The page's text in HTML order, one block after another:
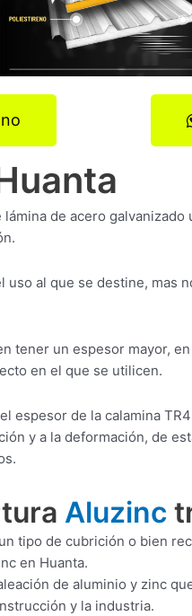
de acero
al que se destine, mas
tener un espesor mayor,
en el que se utilicen.
espesor de la calamina
y a la deformación, de
Aluzinc
tipo de cubrición o bien
en Huanta.
de aluminio y zinc
y la industria.